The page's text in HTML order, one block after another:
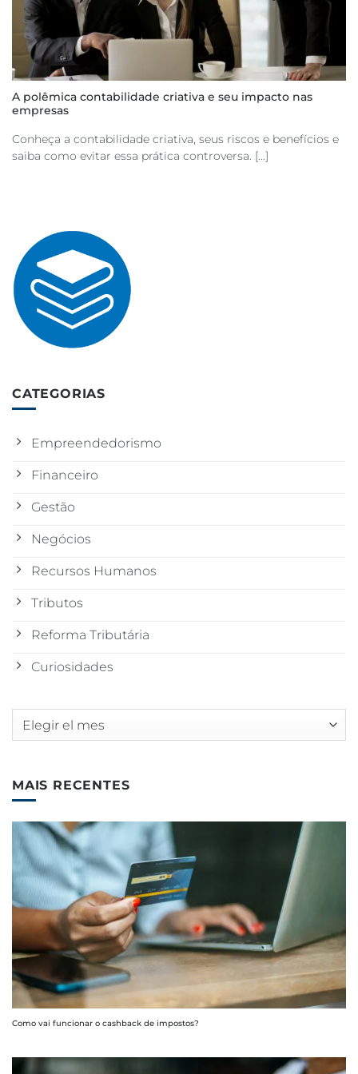
A polêmica contabilidade criativa e seu impacto nas
empresas
Conheça a contabilidade criativa, seus riscos e benefícios e
saiba como evitar essa prática controversa. [...]
CATEGORIAS
Empreendedorismo
Financeiro
Gestão
Negócios
Recursos Humanos
Tributos
Reforma Tributária
Curiosidades
Archivos
MAIS RECENTES
Como vai funcionar o cashback de impostos?